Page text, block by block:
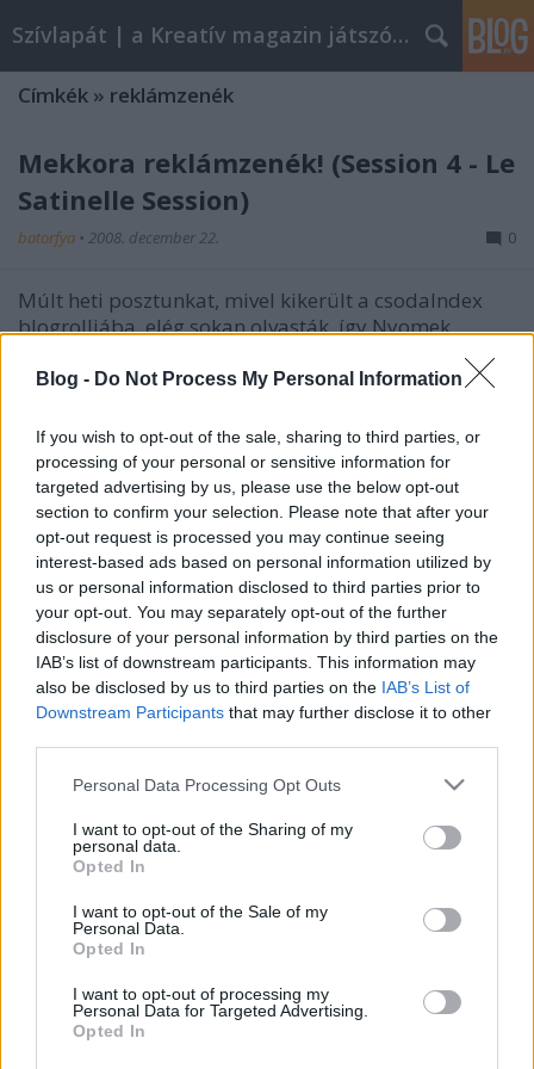
Blog - Do Not Process My Personal Information
If you wish to opt-out of the sale, sharing to third parties, or
processing of your personal or sensitive information for
targeted advertising by us, please use the below opt-out
section to confirm your selection. Please note that after your
opt-out request is processed you may continue seeing
interest-based ads based on personal information utilized by
us or personal information disclosed to third parties prior to
your opt-out. You may separately opt-out of the further
disclosure of your personal information by third parties on the
IAB’s list of downstream participants. This information may
also be disclosed by us to third parties on the IAB’s List of
Downstream Participants that may further disclose it to other
Please note that this website/app uses one or more Google
not limited to your visit or usage behaviour. You may click to
grant or deny consent to Google and its third-party tags to
use your data for below specified purposes in below Google
consent section.
Personal Data Processing Opt Outs
I want to opt-out of the Sharing of my
personal data.
Opted In
I want to opt-out of the Sale of my
Personal Data.
Opted In
I want to opt-out of processing my
Personal Data for Targeted Advertising.
Opted In
Szívlapát | a Kreatív magazin játszóblogja
Címkék » reklámzenék
Mekkora reklámzenék! (Session 4 - Le
Satinelle Session)
batorfya • 2008. december 22. 0
Múlt heti posztunkat, mivel kikerült a csodaIndex
blogrolljába, elég sokan olvasták, így Nyomek
(figyelem: a név), a címlapról idekerült mintatroll
torokra veheti. Nagyon tudtuk, és nagyon bíztunk
hallgatag tömegekben (vö: Jó reggelt…
Mekkora reklámzenék! (Session 3 -
Digital Lollipop)
batorfya•2008. december 11.
A múltkori gyászos látogatottságú poszt
elgondolkodtatott. Egyrészt a siralmas szereplésben
nyilván közrejátszott a tény, hogy a csúnyaIndex
blogrolljába nem került ki, másrészt az is, hogy a
Mekkora reklámzenék! (Session:2 -
Talkin' All That Jazz)
batorfya •2008. november 13.
belemenni abba, hogy a dzsesszt ide-oda
definiálgassuk, tessék csak elfogadni, hogy ez is
egyfajta jazz. További információért pedig Vályi